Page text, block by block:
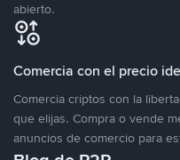
abierto.
Comercia con el precio
Comercia criptos con la
que elijas. Compra o vende
anuncios de comercio para